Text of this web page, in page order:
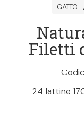
GATTO
Filetti
24 lattine